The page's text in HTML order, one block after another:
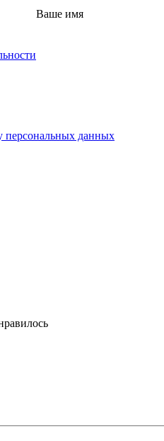
Ваше имя
персональных данных